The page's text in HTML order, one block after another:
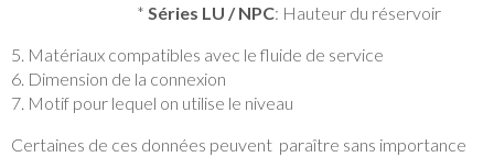
* Séries LU / NPC: Hauteur du réservoir
5. Matériaux compatibles avec le fluide de service
6. Dimension de la connexion
7. Motif pour lequel on utilise le niveau
Certaines de ces données peuvent paraître sans importance